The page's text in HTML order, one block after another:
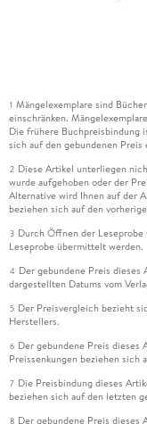
1 Mängelexemplare sind
einschränken.
Die frühere Buchpreisbindung
sich auf den gebundenen Preis
2 Diese Artikel unterliegen
wurde aufgehoben oder der
Alternative wird Ihnen auf der
beziehen sich auf den
3 Durch Öffnen der
Leseprobe übermittelt werden.
4 Der gebundene Preis
dargestellten Datums vom
5 Der Preisvergleich bezieht
Herstellers.
6 Der gebundene Preis dieses
Preissenkungen beziehen sich
7 Die Preisbindung dieses
beziehen sich auf den letzten
8 Der gebundene Preis dieses